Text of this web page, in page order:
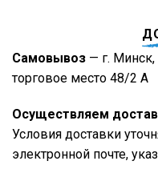
Самовывоз — г.
торговое место 48/2 А
Осуществляем
Условия доставки
электронной почте,